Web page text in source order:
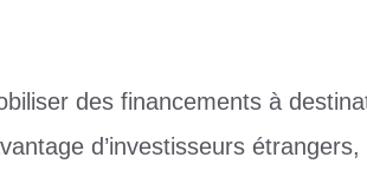
des financements à
d’investisseurs étrangers,